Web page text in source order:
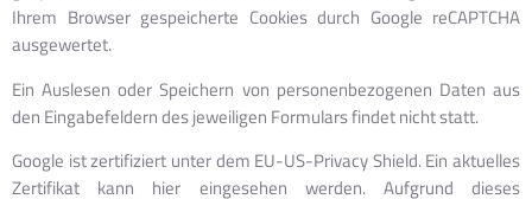
Ihrem Browser gespeicherte Cookies durch Google reCAPTCHA
ausgewertet.
Ein Auslesen oder Speichern von personenbezogenen Daten aus
den Eingabefeldern des jeweiligen Formulars findet nicht statt.
Google ist zertifiziert unter dem EU-US-Privacy Shield. Ein aktuelles
Zertifikat kann hier eingesehen werden. Aufgrund dieses